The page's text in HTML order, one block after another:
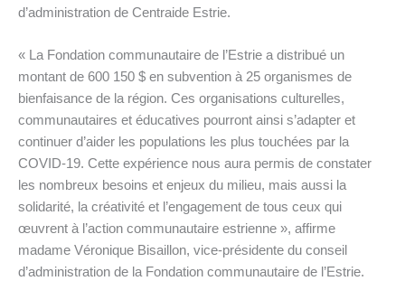
d’administration de Centraide Estrie.
« La Fondation communautaire de l’Estrie a distribué un
montant de 600 150 $ en subvention à 25 organismes de
bienfaisance de la région. Ces organisations culturelles,
communautaires et éducatives pourront ainsi s’adapter et
continuer d’aider les populations les plus touchées par la
COVID-19. Cette expérience nous aura permis de constater
les nombreux besoins et enjeux du milieu, mais aussi la
solidarité, la créativité et l’engagement de tous ceux qui
œuvrent à l’action communautaire estrienne », affirme
madame Véronique Bisaillon, vice-présidente du conseil
d’administration de la Fondation communautaire de l’Estrie.